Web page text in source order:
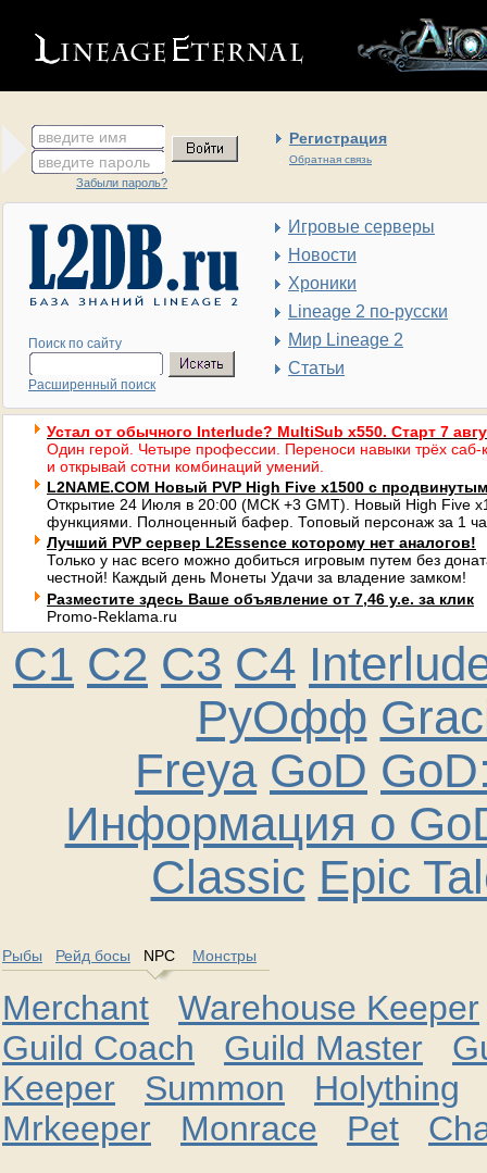
введите имя Регистрация
Обратная связь
введите пароль
Забыли пароль?
Поиск по сайту
Расширенный поиск
Игровые серверы
Новости
Хроники
Lineage 2 по-русски
Мир Lineage 2
Статьи
Устал от обычного Interlude? MultiSub x550. Старт 7
Один герой. Четыре профессии. Переноси навыки трёх саб-
и открывай сотни комбинаций умений.
L2NAME.COM Новый PVP High Five x1500 с
Открытие 24 Июля в 20:00 (МСК +3 GMT). Новый High Five
функциями. Полноценный бафер. Топовый персонаж за 1
Лучший PVP сервер L2Essence которому нет аналогов!
Только у нас всего можно добиться игровым путем без
честной! Каждый день Монеты Удачи за владение замком!
Разместите здесь Ваше объявление от 7,46 у.е. за клик
Promo-Reklama.ru
C1 C2 C3 C4
РуОфф
Freya GoD
Информация о
Classic Epic
Рыбы Рейд босы NPC Монстры
Merchant
Warehouse Keeper
Guild Coach
Guild Master
Keeper
Summon Holything
Mrkeeper
Monrace Pet